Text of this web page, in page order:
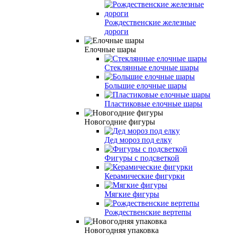
Рождественские железные
дороги
Елочные шары
Стеклянные елочные шары
Большие елочные шары
Пластиковые елочные шары
Новогодние фигуры
Дед мороз под елку
Фигуры с подсветкой
Керамические фигурки
Мягкие фигуры
Рождественские вертепы
Новогодняя упаковка